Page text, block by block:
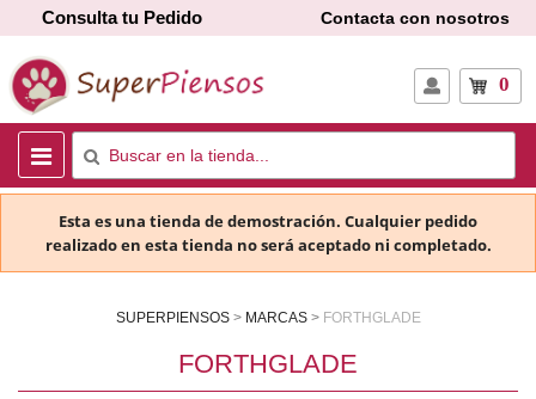
Consulta tu Pedido Contacta con nosotros
0
Esta es una tienda de demostración. Cualquier pedido
realizado en esta tienda no será aceptado ni completado.
SUPERPIENSOS MARCAS FORTHGLADE
FORTHGLADE